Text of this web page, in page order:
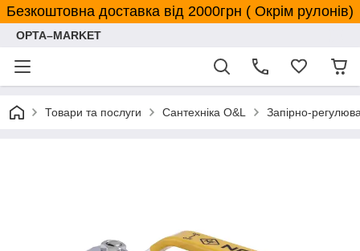
Безкоштовна доставка від 2000грн ( Окрім рулонів)
OPTA–MARKET
Товари та послуги Сантехніка O&L Запірно-